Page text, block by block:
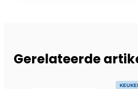
Gerelateerde